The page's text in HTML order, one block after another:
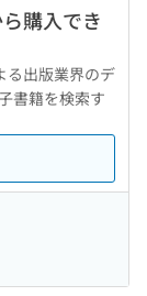
購入でき
る出版業界のデ
書籍を検索す